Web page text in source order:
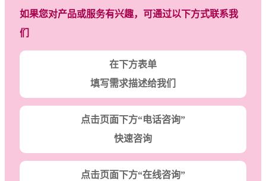
如果您对产品或服务有兴趣，可通过以下方式联系我
们
在下方表单
填写需求描述给我们
点击页面下方“电话咨询”
快速咨询
点击页面下方“在线咨询”